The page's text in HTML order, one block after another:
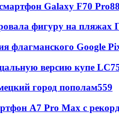
Galaxy F70 Pro
фигуру на пляжах
флагманского Google
версию купе LC
город пополам559
A7 Pro Max с